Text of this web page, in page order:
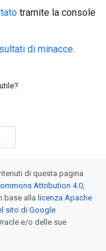
tramite la console
di minacce.
di questa pagina
Attribution 4.0,
base alla licenza Apache
sito di Google
e/o delle sue